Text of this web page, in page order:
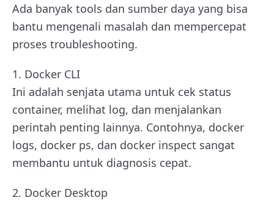
Ada banyak tools dan sumber daya yang bisa
bantu mengenali masalah dan mempercepat
proses troubleshooting.
1. Docker CLI
Ini adalah senjata utama untuk cek status
container, melihat log, dan menjalankan
perintah penting lainnya. Contohnya, docker
logs, docker ps, dan docker inspect sangat
membantu untuk diagnosis cepat.
2. Docker Desktop